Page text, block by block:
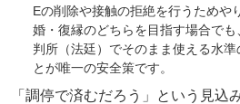
Eの削除や接触の拒絶を行うためや
婚・復縁のどちらを目指す場合で
判所（法廷）でそのまま使える水
とが唯一の安全策です。
「調停で済むだろう」という見込